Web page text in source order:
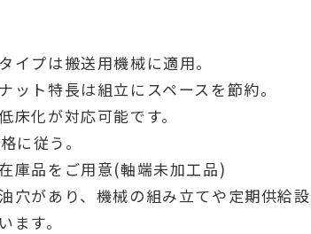
イプは搬送用機械に適用。
ット特長は組立にスペースを節約。
床化が対応可能です。
に従う。
庫品をご用意(軸端未加工品)
穴があり、機械の組み立てや定期供給設
ます。